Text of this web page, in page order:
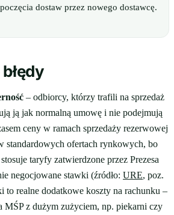
dostaw przez nowego dostawcę.
– odbiorcy, którzy trafili na sprzedaż
ją jak normalną umowę i nie podejmują
ceny w ramach sprzedaży rezerwowej
standardowych ofertach rynkowych, bo
taryfy zatwierdzone przez Prezesa
negocjowane stawki (źródło: URE, poz.
to realne dodatkowe koszty na rachunku –
MŚP z dużym zużyciem, np. piekarni czy